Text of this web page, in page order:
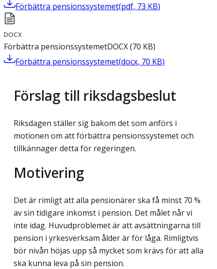
Förbättra pensionssystemet(pdf, 73 KB)
DOCX
Förbättra pensionssystemetDOCX(70 KB)
Förbättra pensionssystemet(docx, 70 KB)
Förslag till riksdagsbeslut
Riksdagen ställer sig bakom det som anförs i
motionen om att förbättra pensionssystemet och
tillkännager detta för regeringen.
Motivering
Det är rimligt att alla pensionärer ska få minst 70 %
av sin tidigare inkomst i pension. Det målet når vi
inte idag. Huvudproblemet är att avsättningarna till
pension i yrkes­verksam ålder är för låga. Rimligtvis
bör nivån höjas upp så mycket som krävs för att alla
ska kunna leva på sin pension.